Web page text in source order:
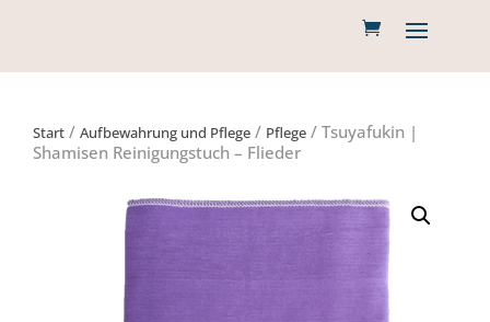
Start / Aufbewahrung und Pflege / Pflege / Tsuyafukin |
Shamisen Reinigungstuch – Flieder